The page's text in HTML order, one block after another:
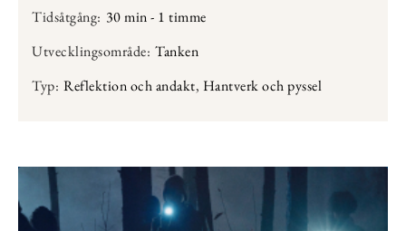
Tidsåtgång: 30 min - 1 timme
Utvecklingsområde: Tanken
Typ: Reflektion och andakt, Hantverk och pyssel